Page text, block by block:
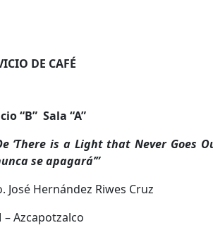
DE CAFÉ
“B” Sala “A”
‘There is a Light that Never Goes
se apagará’”
José Hernández Riwes Cruz
– Azcapotzalco